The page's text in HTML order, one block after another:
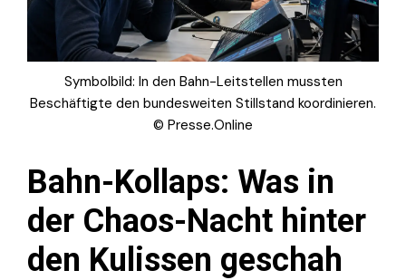
Symbolbild: In den Bahn-Leitstellen mussten
Beschäftigte den bundesweiten Stillstand koordinieren.
© Presse.Online
Bahn-Kollaps: Was in
der Chaos-Nacht hinter
den Kulissen geschah